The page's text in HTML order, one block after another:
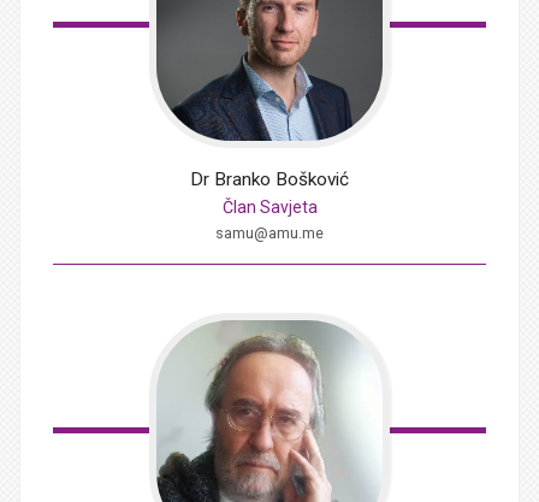
Dr Branko Bošković
Član Savjeta
samu@amu.me